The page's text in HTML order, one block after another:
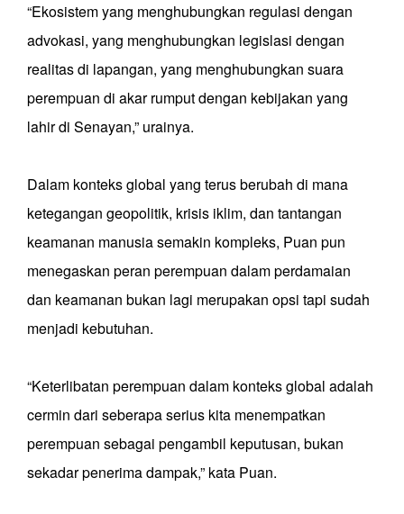
“Ekosistem yang menghubungkan regulasi dengan
advokasi, yang menghubungkan legislasi dengan
realitas di lapangan, yang menghubungkan suara
perempuan di akar rumput dengan kebijakan yang
lahir di Senayan,” urainya.
Dalam konteks global yang terus berubah di mana
ketegangan geopolitik, krisis iklim, dan tantangan
keamanan manusia semakin kompleks, Puan pun
menegaskan peran perempuan dalam perdamaian
dan keamanan bukan lagi merupakan opsi tapi sudah
menjadi kebutuhan.
“Keterlibatan perempuan dalam konteks global adalah
cermin dari seberapa serius kita menempatkan
perempuan sebagai pengambil keputusan, bukan
sekadar penerima dampak,” kata Puan.